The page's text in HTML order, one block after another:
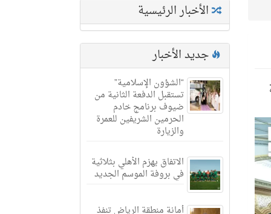
الأخبار الرئيسية
جديد الأخبار
“الشؤون الإسلامية”
تستقبل الدفعة الثانية من
ضيوف برنامج خادم
الحرمين الشريفين للعمرة
والزيارة
الاتفاق يهزم الأهلي بثلاثية
في بروفة الموسم الجديد
أمانة منطقة الرياض تنفذ